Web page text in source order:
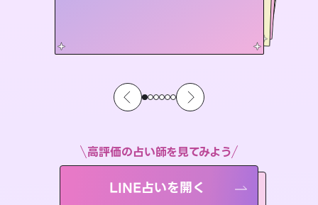
高評価の占い師を見てみよう
LINE占いを開く